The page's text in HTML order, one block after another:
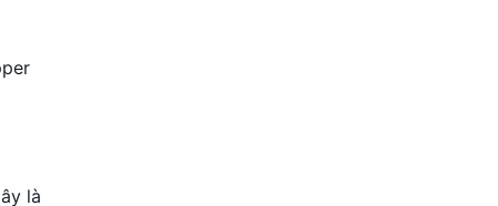
là